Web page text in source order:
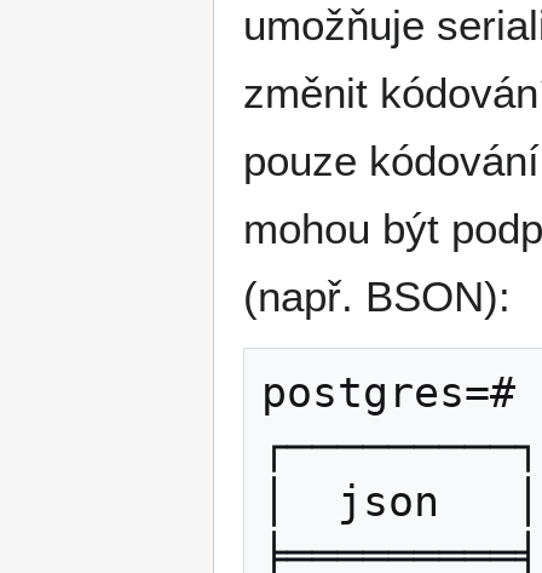
umožňuje
změnit
pouze
mohou být
(např. BSON):
┌─────────┐
│  json   │
╞═════════╡